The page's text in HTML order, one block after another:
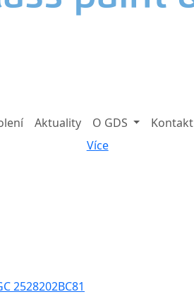
Aktuality
O GDS
Více
Kontakt
2528202BC81